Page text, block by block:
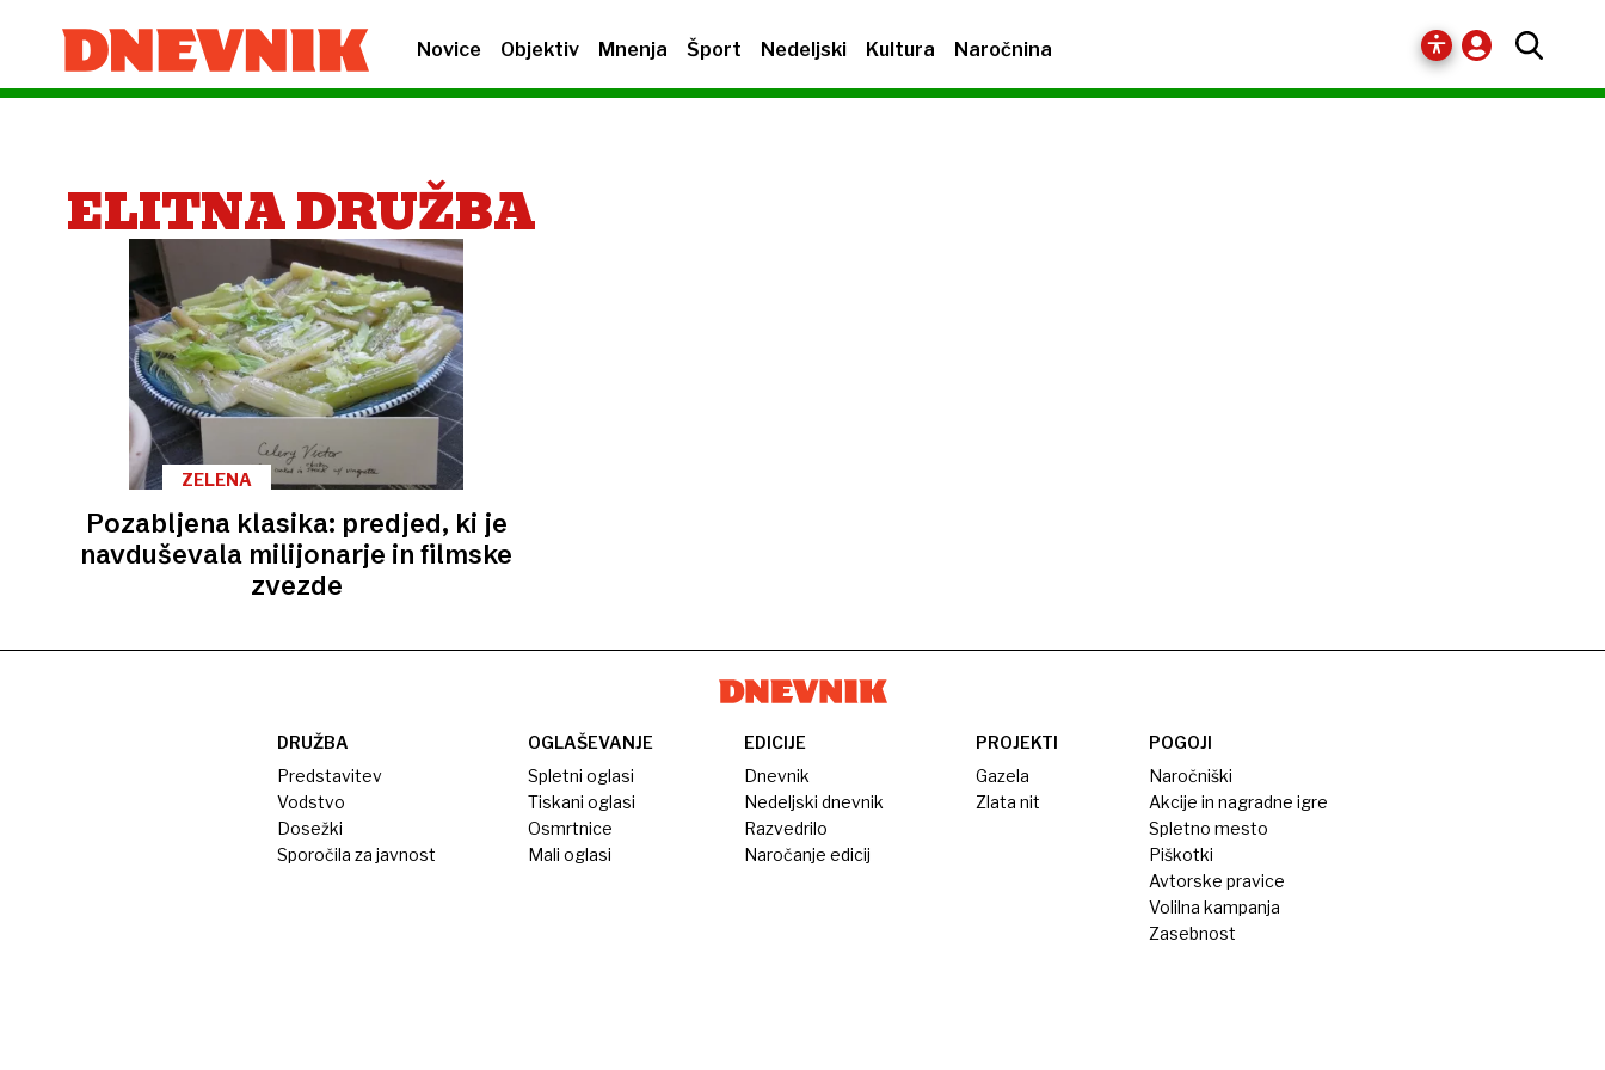
Novice Objektiv Mnenja Šport Nedeljski Kultura Naročnina
ELITNA DRUŽBA
ZELENA
Pozabljena klasika: predjed, ki je
navduševala milijonarje in filmske
zvezde
DRUŽBA
Predstavitev
Vodstvo
Dosežki
Sporočila za javnost
OGLAŠEVANJE
Spletni oglasi
Tiskani oglasi
Osmrtnice
Mali oglasi
EDICIJE
Dnevnik
Nedeljski dnevnik
Razvedrilo
Naročanje edicij
PROJEKTI
Gazela
Zlata nit
POGOJI
Naročniški
Akcije in nagradne igre
Spletno mesto
Piškotki
Avtorske pravice
Volilna kampanja
Zasebnost